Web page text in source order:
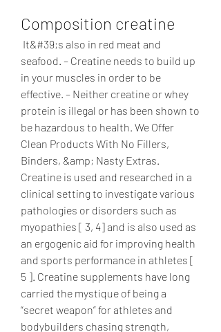
Composition creatine
seafood. – Creatine needs to build up
in your muscles in order to be
effective. – Neither creatine or whey
protein is illegal or has been shown to
be hazardous to health. We Offer
Clean Products With No Fillers,
Binders, &amp; Nasty Extras.
Creatine is used and researched in a
clinical setting to investigate various
pathologies or disorders such as
myopathies [ 3, 4] and is also used as
an ergogenic aid for improving health
and sports performance in athletes [
5 ]. Creatine supplements have long
carried the mystique of being a
“secret weapon” for athletes and
bodybuilders chasing strength,